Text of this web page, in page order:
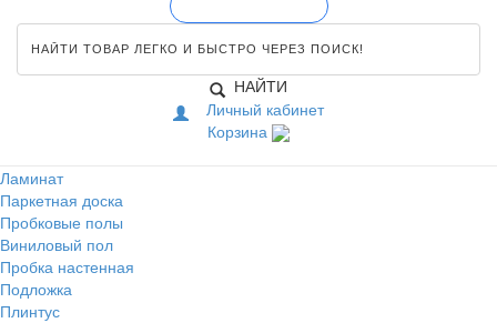
НАЙТИ
Личный кабинет
Корзина
Ламинат
Паркетная доска
Пробковые полы
Виниловый пол
Пробка настенная
Подложка
Плинтус